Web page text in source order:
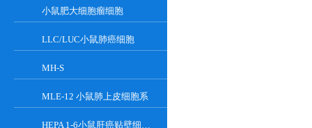
小鼠肥大细胞瘤细胞
LLC/LUC小鼠肺癌细胞
MH-S
MLE-12 小鼠肺上皮细胞系
HEPA 1-6小鼠肝癌贴壁细胞系